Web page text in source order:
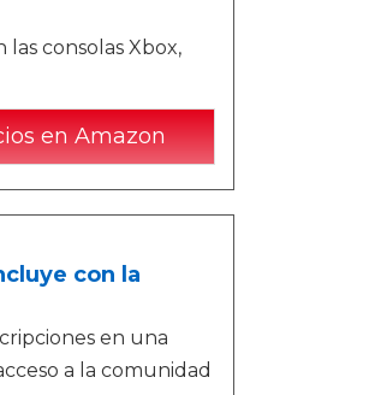
consolas Xbox,
en Amazon
con la
en una
a la comunidad